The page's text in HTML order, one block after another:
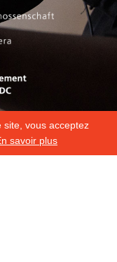
site, vous acceptez
savoir plus